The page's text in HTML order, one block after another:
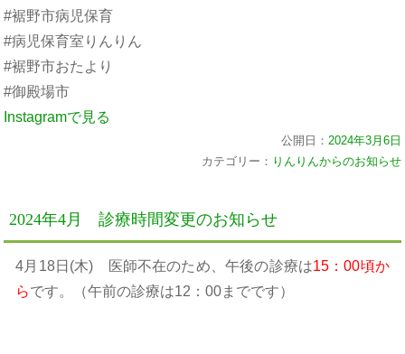
#裾野市病児保育
#病児保育室りんりん
#裾野市おたより
#御殿場市
Instagramで見る
公開日： 2024年3月6日
カテゴリー： りんりんからのお知らせ
2024年4月 診療時間変更のお知らせ
4月18日(木) 医師不在のため、午後の診療は15：00頃か
らです。（午前の診療は12：00までです）